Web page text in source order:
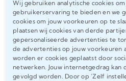
Wij gebruiken analytische cookies
gebruikerservaring te bieden en we
cookies om jouw voorkeuren op te
plaatsen wij cookies van derde
gepersonaliseerde advertenties te
de advertenties op jouw voorkeuren
worden er cookies geplaatst door
netwerken. Jouw internetgedrag kan
gevolgd worden. Door op 'Zelf
foutloos, maar denkt, voelt
de taal waarin jij moet
het verschil tussen
‘uitstekend’.